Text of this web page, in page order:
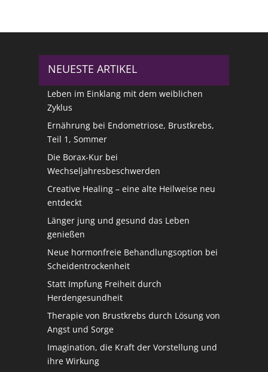
NEUESTE ARTIKEL
Leben im Einklang mit dem weiblichen
Zyklus
Ernährung bei Endometriose, Brustkrebs,
Teil 1, Sommer
Die Borax-Kur bei
Wechseljahresbeschwerden
Creative Healing – eine alte Heilweise neu
entdeckt
Länger jung und gesund das Leben
genießen
Neue hormonfreie Behandlungsoption bei
Scheidentrockenheit
Statt Impfung Freiheit durch
Herdengesundheit
Therapie von Brustkrebs durch Lösung von
Angst und Sorge
Imagination, die Kraft der Vorstellung und
ihre Wirkung